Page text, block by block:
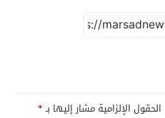
الحقول الإلزامية مشار إليها بـ*